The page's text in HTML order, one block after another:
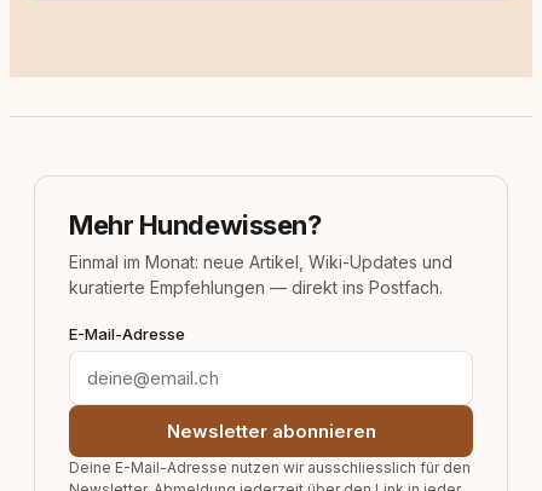
Mehr Hundewissen?
Einmal im Monat: neue Artikel, Wiki-Updates und
kuratierte Empfehlungen — direkt ins Postfach.
E-Mail-Adresse
Newsletter abonnieren
Deine E-Mail-Adresse nutzen wir ausschliesslich für den